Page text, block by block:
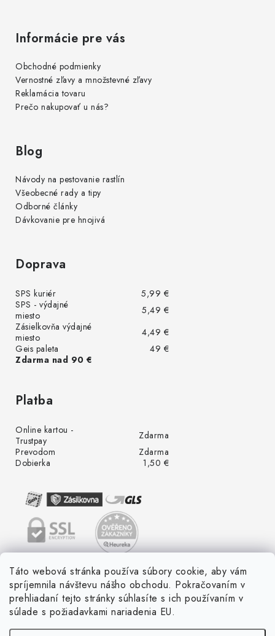
Táto webová stránka používa súbory cookie, aby vám
spríjemnila návštevu nášho obchodu. Pokračovaním v
prehliadaní tejto stránky súhlasíte s ich používaním v
súlade s požiadavkami nariadenia EU.
Informácie pre vás
Obchodné podmienky
Vernostné zľavy a množstevné zľavy
Reklamácia tovaru
Prečo nakupovať u nás?
Blog
Návody na pestovanie rastlín
Všeobecné rady a tipy
Odborné články
Dávkovanie pre hnojivá
Doprava
SPS kuriér
5,99 €
SPS - výdajné
miesto
5,49 €
Zásielkovňa výdajné
miesto
4,49 €
Geis paleta
49 €
Zdarma nad 90 €
Platba
Online kartou -
Trustpay
Zdarma
Prevodom
Zdarma
Dobierka
1,50 €